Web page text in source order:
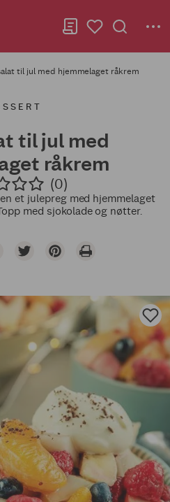
til jul med hjemmelaget råkrem
til jul med
råkrem
(0)
et julepreg med hjemmelaget
med sjokolade og nøtter.